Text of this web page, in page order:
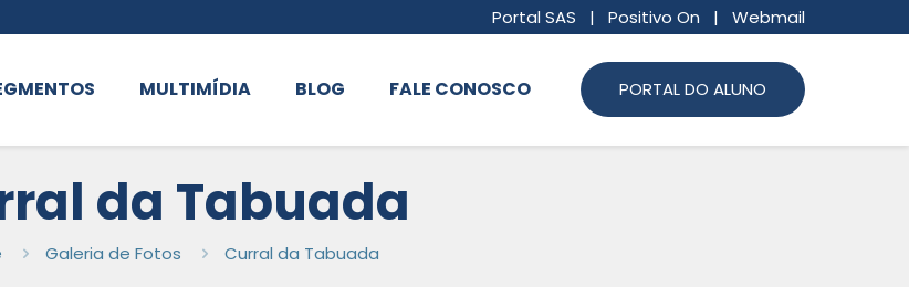
Portal SAS | Positivo On | Webmail
MULTIMÍDIA BLOG FALE CONOSCO PORTAL DO ALUNO
da Tabuada
Galeria de Fotos Curral da Tabuada